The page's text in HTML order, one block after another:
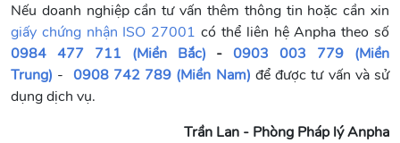
Nếu doanh nghiệp cần tư vấn thêm thông tin hoặc cần xin
giấy chứng nhận ISO 27001 có thể liên hệ Anpha theo số
0984 477 711 (Miền Bắc) - 0903 003 779 (Miền
Trung) - 0908 742 789 (Miền Nam) để được tư vấn và sử
dụng dịch vụ.
Trần Lan - Phòng Pháp lý Anpha